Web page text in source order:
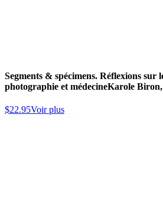
Segments & spécimens. Réflexions sur
photographie et médecineKarole
$22.95Voir plus